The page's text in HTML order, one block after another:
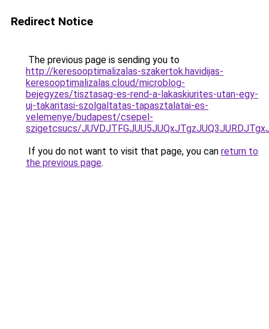
Redirect Notice
The previous page is sending you to
http://keresooptimalizalas-szakertok.havidijas-
keresooptimalizalas.cloud/microblog-
bejegyzes/tisztasag-es-rend-a-lakaskiurites-utan-egy-
uj-takaritasi-szolgaltatas-tapasztalatai-es-
velemenye/budapest/csepel-
szigetcsucs/
If you do not want to visit that page, you can return to
the previous page.